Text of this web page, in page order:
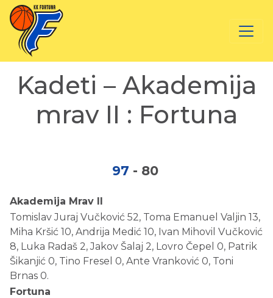
Kadeti – Akademija
mrav II : Fortuna
97 - 80
Akademija Mrav II
Tomislav Juraj Vučković 52, Toma Emanuel Valjin 13,
Miha Kršić 10, Andrija Medić 10, Ivan Mihovil Vučković
8, Luka Radaš 2, Jakov Šalaj 2, Lovro Čepel 0, Patrik
Šikanjić 0, Tino Fresel 0, Ante Vranković 0, Toni
Brnas 0.
Fortuna